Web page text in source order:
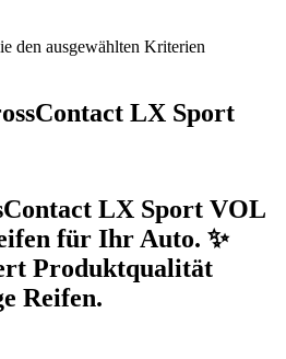
den ausgewählten Kriterien
LX Sport
LX Sport VOL
für Ihr Auto. ✨
Produktqualität
Reifen.